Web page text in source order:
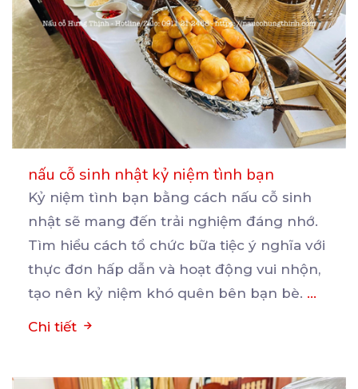
nấu cỗ sinh nhật kỷ niệm tình bạn
Kỷ niệm tình bạn bằng cách nấu cỗ sinh
nhật sẽ mang đến trải nghiệm đáng nhớ.
Tìm hiểu cách tổ chức bữa tiệc ý nghĩa với
thực đơn hấp dẫn và hoạt động vui nhộn,
tạo nên kỷ niệm khó quên bên bạn bè. ...
Chi tiết